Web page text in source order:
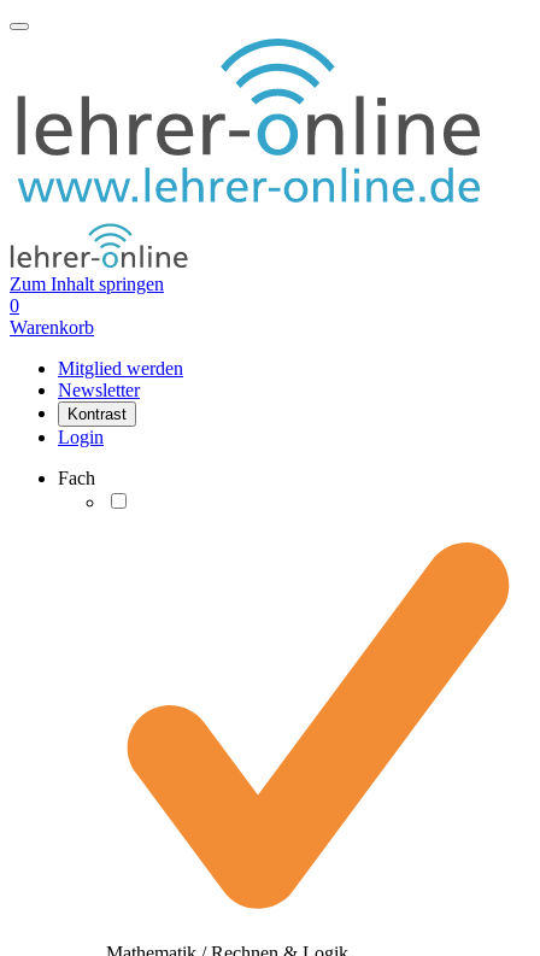
Zum Inhalt springen
0
Warenkorb
Mitglied werden
Newsletter
Kontrast
Login
Fach